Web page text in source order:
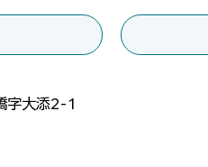
字大添2-1